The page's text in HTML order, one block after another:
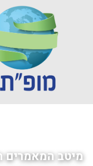
מיטב המאמרים